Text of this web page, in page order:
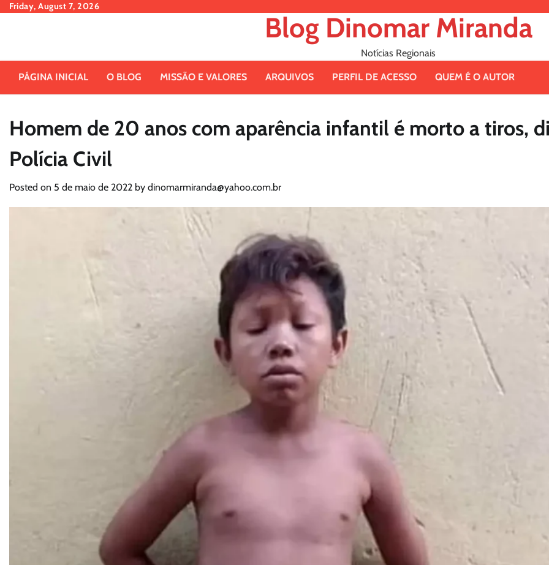
SkipFriday, August 7, 2026
Blog Dinomar Miranda
Notícias Regionais
PÁGINA INICIAL O BLOG MISSÃO E VALORES ARQUIVOS PERFIL DE ACESSO QUEM É O AUTOR
Homem de 20 anos com aparência infantil é morto a tiros,
Polícia Civil
Posted on 5 de maio de 2022 by dinomarmiranda@yahoo.com.br